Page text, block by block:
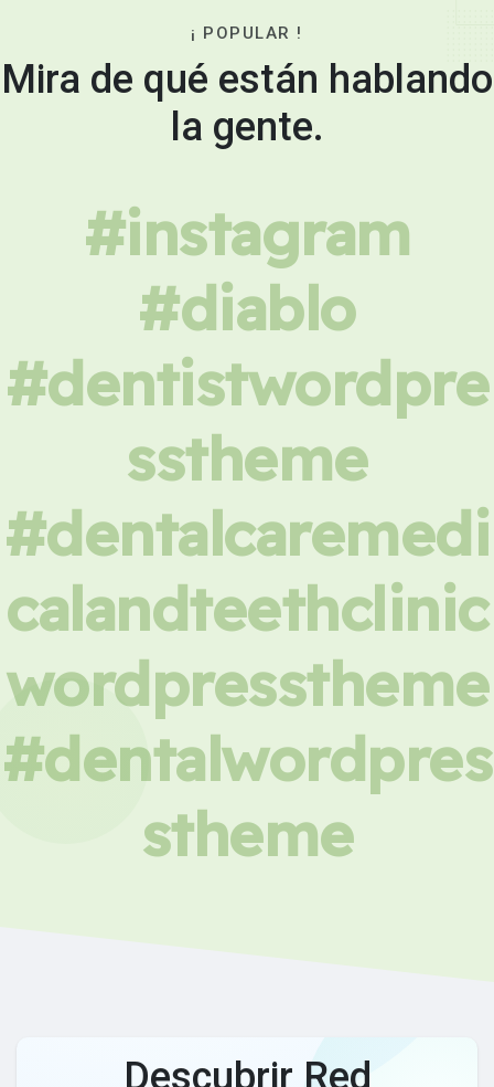
¡ POPULAR !
Mira de qué están hablando
la gente.
#instagram
#diablo
#dentistwordpre
sstheme
#dentalcaremedi
calandteethclinic
wordpresstheme
#dentalwordpres
stheme
Descubrir Red